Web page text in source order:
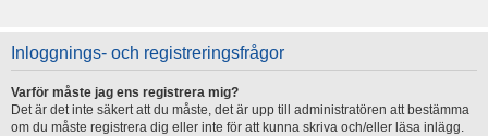
Inloggnings- och registreringsfrågor
Varför måste jag ens registrera mig?
Det är det inte säkert att du måste, det är upp till administratören att bestämma
om du måste registrera dig eller inte för att kunna skriva och/eller läsa inlägg.